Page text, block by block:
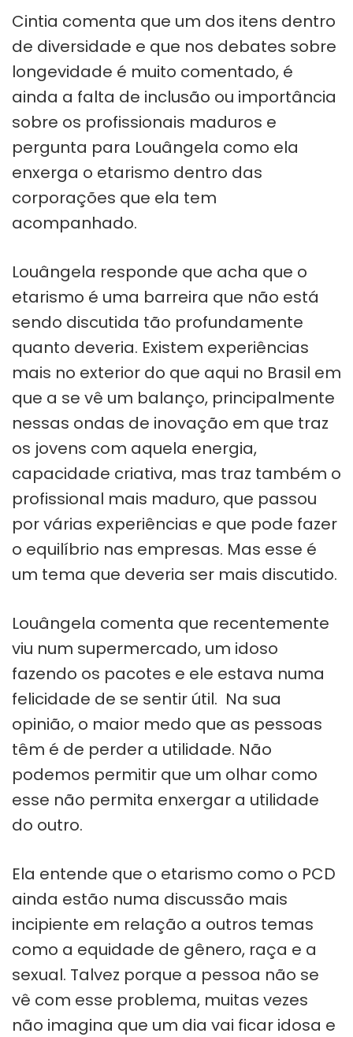
Cintia comenta que um dos itens dentro
de diversidade e que nos debates sobre
longevidade é muito comentado, é
ainda a falta de inclusão ou importância
sobre os profissionais maduros e
pergunta para Louângela como ela
enxerga o etarismo dentro das
corporações que ela tem
acompanhado.
Louângela responde que acha que o
etarismo é uma barreira que não está
sendo discutida tão profundamente
quanto deveria. Existem experiências
mais no exterior do que aqui no Brasil em
que a se vê um balanço, principalmente
nessas ondas de inovação em que traz
os jovens com aquela energia,
capacidade criativa, mas traz também o
profissional mais maduro, que passou
por várias experiências e que pode fazer
o equilíbrio nas empresas. Mas esse é
um tema que deveria ser mais discutido.
Louângela comenta que recentemente
viu num supermercado, um idoso
fazendo os pacotes e ele estava numa
felicidade de se sentir útil. Na sua
opinião, o maior medo que as pessoas
têm é de perder a utilidade. Não
podemos permitir que um olhar como
esse não permita enxergar a utilidade
do outro.
Ela entende que o etarismo como o PCD
ainda estão numa discussão mais
incipiente em relação a outros temas
como a equidade de gênero, raça e a
sexual. Talvez porque a pessoa não se
vê com esse problema, muitas vezes
não imagina que um dia vai ficar idosa e